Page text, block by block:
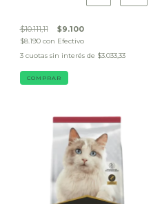
$10.111,11 $9.100
$8.190 con Efectivo
3 cuotas sin interés de $3.033,33
COMPRAR